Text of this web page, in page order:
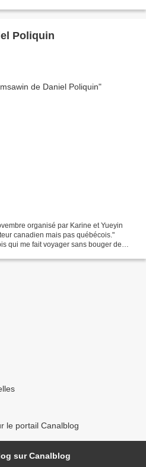
Poliquin
organisé par Karine et Yueyin
canadien mais pas québécois."
qui me fait voyager sans bouger de
le portail Canalblog
sur Canalblog